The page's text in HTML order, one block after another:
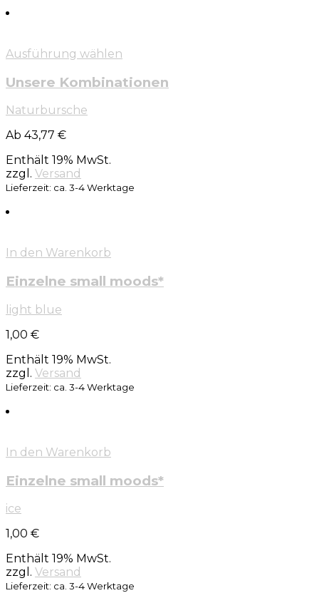
Ausführung wählen
Unsere Kombinationen
Naturbursche
Ab 43,77 €
Enthält 19% MwSt.
zzgl. Versand
Lieferzeit: ca. 3-4 Werktage
In den Warenkorb
Einzelne small moods*
light blue
1,00 €
Enthält 19% MwSt.
zzgl. Versand
Lieferzeit: ca. 3-4 Werktage
In den Warenkorb
Einzelne small moods*
ice
1,00 €
Enthält 19% MwSt.
zzgl. Versand
Lieferzeit: ca. 3-4 Werktage